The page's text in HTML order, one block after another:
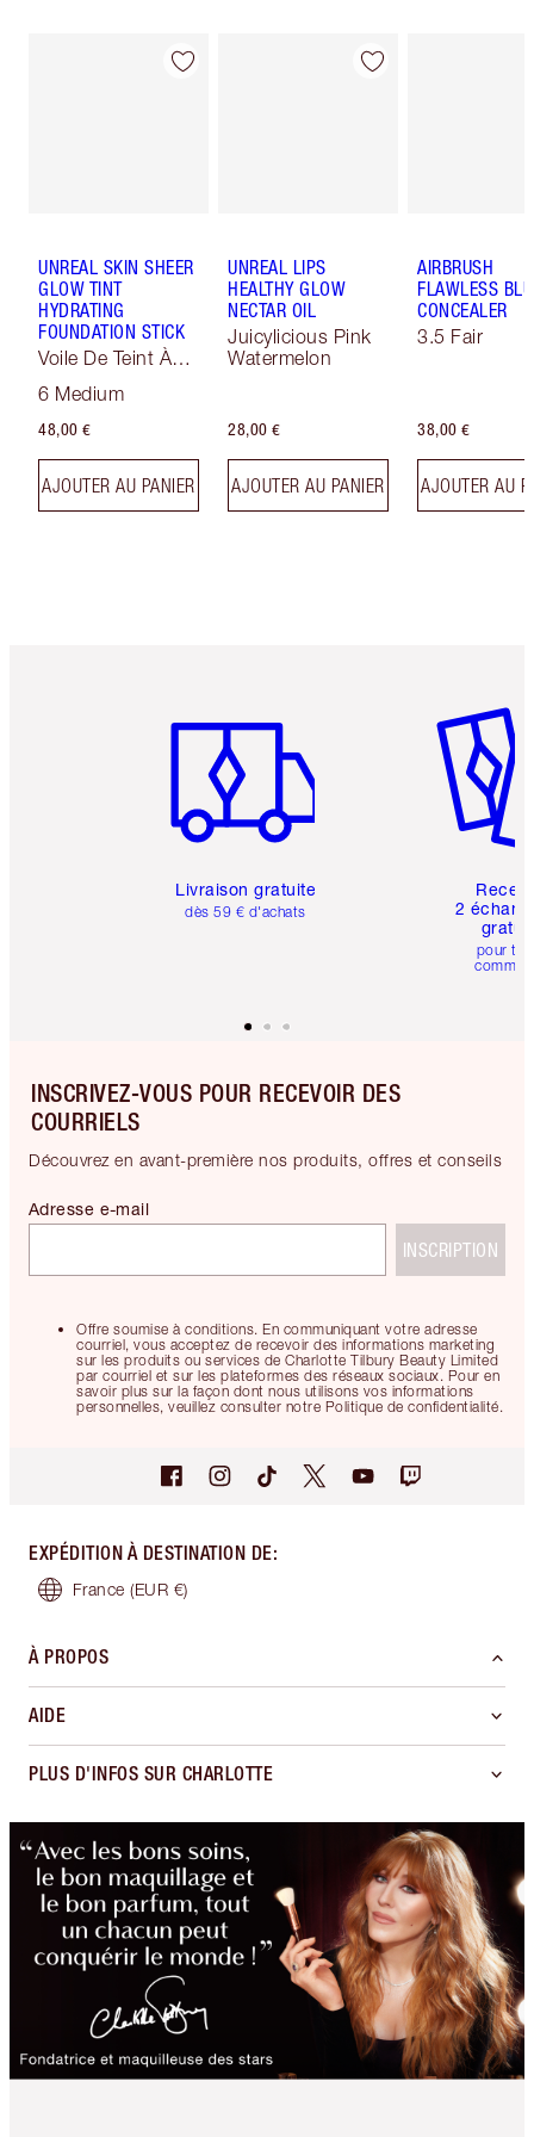
UNREAL SKIN SHEER
GLOW TINT
HYDRATING
FOUNDATION STICK
Voile De Teint À
6 Medium
48,00 €
AJOUTER AU PANIER
UNREAL LIPS
HEALTHY GLOW
NECTAR OIL
Juicylicious Pink
Watermelon
28,00 €
AJOUTER AU PANIER
AIRBRUSH
FLAWLESS
CONCEALER
3.5 Fair
38,00 €
AJOUTER AU
Livraison gratuite
dès 59 € d'achats
2
pour
INSCRIVEZ-VOUS POUR RECEVOIR DES
COURRIELS
Découvrez en avant-première nos produits, offres et conseils
Offre soumise à conditions. En communiquant votre adresse
courriel, vous acceptez de recevoir des informations marketing
sur les produits ou services de Charlotte Tilbury Beauty Limited
par courriel et sur les plateformes des réseaux sociaux. Pour en
savoir plus sur la façon dont nous utilisons vos informations
personnelles, veuillez consulter notre Politique de confidentialité.
Adresse e-mail
INSCRIPTION
EXPÉDITION À DESTINATION DE:
France (EUR €)
À PROPOS
AIDE
PLUS D'INFOS SUR CHARLOTTE